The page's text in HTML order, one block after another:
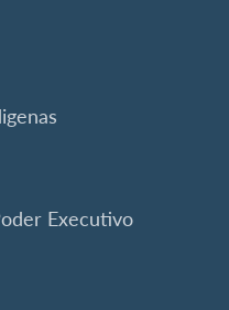
Executivo